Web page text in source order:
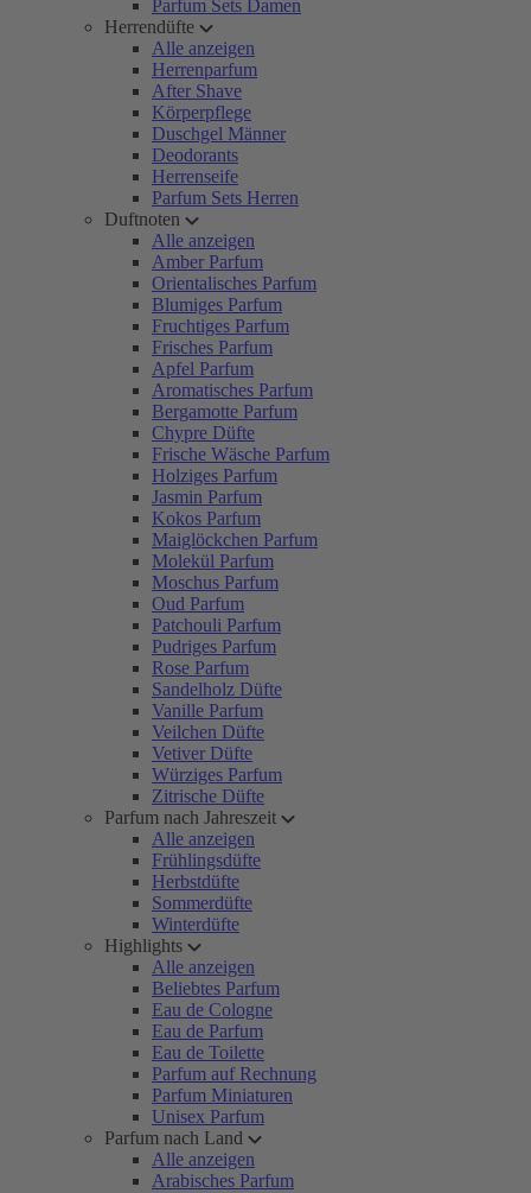
Parfum Sets Damen
Herrendüfte
Alle anzeigen
Herrenparfum
After Shave
Körperpflege
Duschgel Männer
Deodorants
Herrenseife
Parfum Sets Herren
Duftnoten
Alle anzeigen
Amber Parfum
Orientalisches Parfum
Blumiges Parfum
Fruchtiges Parfum
Frisches Parfum
Apfel Parfum
Aromatisches Parfum
Bergamotte Parfum
Chypre Düfte
Frische Wäsche Parfum
Holziges Parfum
Jasmin Parfum
Kokos Parfum
Maiglöckchen Parfum
Molekül Parfum
Moschus Parfum
Oud Parfum
Patchouli Parfum
Pudriges Parfum
Rose Parfum
Sandelholz Düfte
Vanille Parfum
Veilchen Düfte
Vetiver Düfte
Würziges Parfum
Zitrische Düfte
Parfum nach Jahreszeit
Alle anzeigen
Frühlingsdüfte
Herbstdüfte
Sommerdüfte
Winterdüfte
Highlights
Alle anzeigen
Beliebtes Parfum
Eau de Cologne
Eau de Parfum
Eau de Toilette
Parfum auf Rechnung
Parfum Miniaturen
Unisex Parfum
Parfum nach Land
Alle anzeigen
Arabisches Parfum